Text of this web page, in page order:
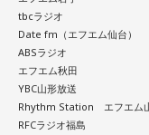
ヨガや瞑想をするこ
身とゆっくりじっく
にアクセスしてみて
ませんよ。
そう考えると配信が
学校の友達とそのド
り他とごっちゃにな
あまりに情報量が多
tbcラジオ
Date fm（エフエム仙台）
ABSラジオ
エフエム秋田
YBC山形放送
Rhythm Station エフエム
RFCラジオ福島